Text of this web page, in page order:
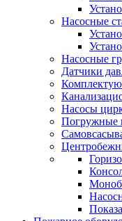
Насосные
Насосные
Датчики
Насосы
Погружные